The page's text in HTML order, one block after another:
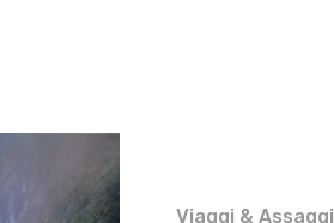
Viaggi & Assaggi